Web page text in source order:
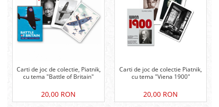
Carti de joc de colectie, Piatnik,
cu tema "Battle of Britain"
20,00 RON
Carti de joc de colectie Piatnik,
cu tema "Viena 1900"
20,00 RON